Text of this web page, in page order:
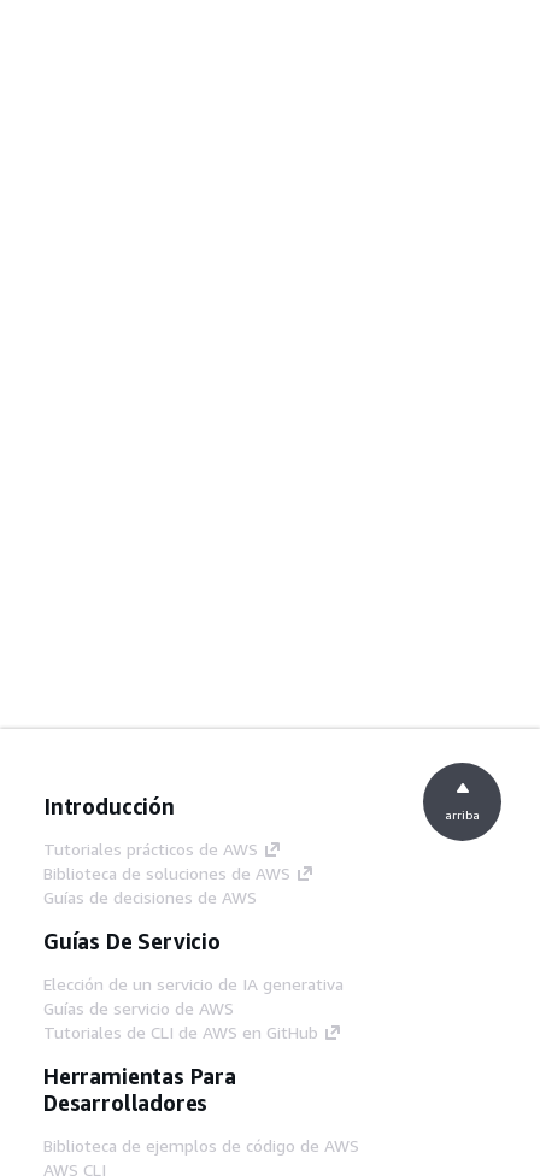
Introducción
Tutoriales prácticos de AWS
Biblioteca de soluciones de AWS
Guías de decisiones de AWS
Guías De Servicio
Elección de un servicio de IA generativa
Guías de servicio de AWS
Tutoriales de CLI de AWS en GitHub
Herramientas Para
Desarrolladores
Biblioteca de ejemplos de código de AWS
AWS CLI
arriba